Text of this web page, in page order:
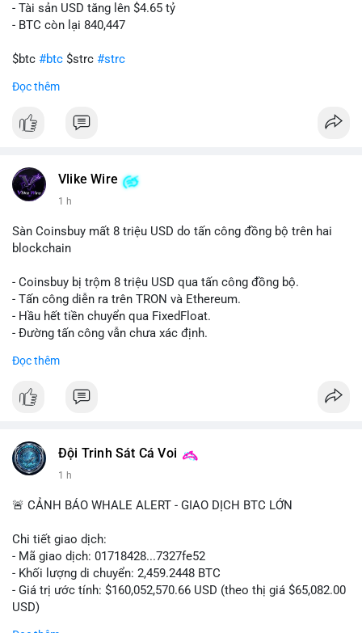
- Tài sản USD tăng lên $4.65 tỷ
- BTC còn lại 840,447
$btc #btc $strc #strc
#vlikevn
📰 Nguồn: Cointelegraph
Đọc thêm
Vlike Wire
1 h
Sàn Coinsbuy mất 8 triệu USD do tấn công đồng bộ trên hai
blockchain
- Coinsbuy bị trộm 8 triệu USD qua tấn công đồng bộ.
- Tấn công diễn ra trên TRON và Ethereum.
- Hầu hết tiền chuyển qua FixedFloat.
- Đường tấn công vẫn chưa xác định.
#binancesquare
$trx $eth
📰 Nguồn: CoinDesk
Đọc thêm
Đội Trinh Sát Cá Voi
1 h
🚨 CẢNH BÁO WHALE ALERT - GIAO DỊCH BTC LỚN
Chi tiết giao dịch:
- Mã giao dịch: 01718428...7327fe52
- Khối lượng di chuyển: 2,459.2448 BTC
- Giá trị ước tính: $160,052,570.66 USD (theo thị giá $65,082.00
USD)